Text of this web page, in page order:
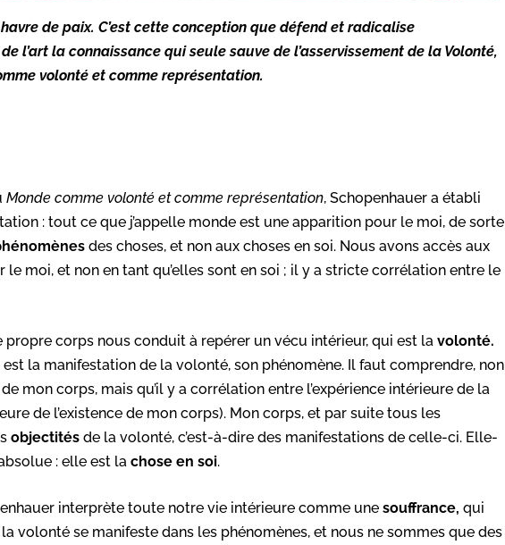
de paix. C’est cette conception que défend et radicalise
l’art la connaissance qui seule sauve de l’asservissement de la Volonté,
volonté et comme représentation.
Monde comme volonté et comme représentation, Schopenhauer a établi
: tout ce que j’appelle monde est une apparition pour le moi, de sorte
des choses, et non aux choses en soi. Nous avons accès aux
le moi, et non en tant qu’elles sont en soi ; il y a stricte corrélation entre le
propre corps nous conduit à repérer un vécu intérieur, qui est la volonté.
la manifestation de la volonté, son phénomène. Il faut comprendre, non
mon corps, mais qu’il y a corrélation entre l’expérience intérieure de la
de l’existence de mon corps). Mon corps, et par suite tous les
objectités de la volonté, c’est-à-dire des manifestations de celle-ci. Elle-
: elle est la chose en soi.
interprète toute notre vie intérieure comme une souffrance, qui
volonté se manifeste dans les phénomènes, et nous ne sommes que des